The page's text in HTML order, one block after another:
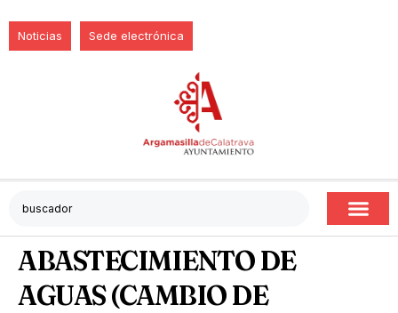
Noticias Sede electrónica
ABASTECIMIENTO DE
AGUAS (CAMBIO DE